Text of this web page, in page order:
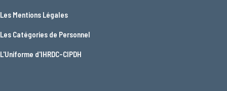
Les Mentions Légales
Les Catégories de Personnel
L'Uniforme d'IHRDC-CIPDH